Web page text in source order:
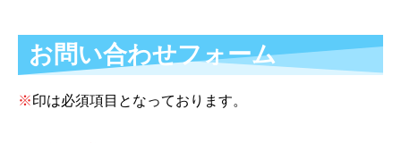
お問い合わせフォーム
※印は必須項目となっております。